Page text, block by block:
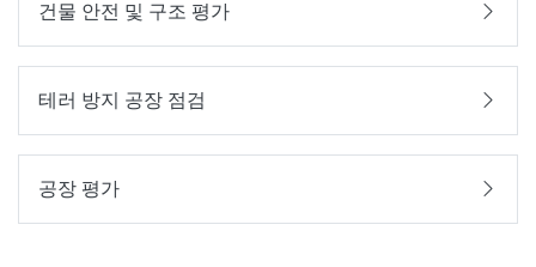
건물 안전 및 구조 평가
테러 방지 공장 점검
공장 평가